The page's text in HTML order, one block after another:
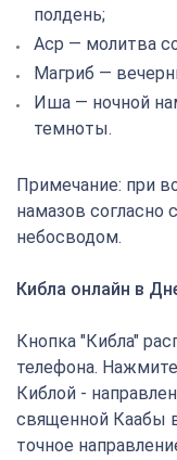
полдень;
Аср — молитва
Магриб —
Иша — ночной
темноты.
Примечание: при
намазов
небосводом.
Кибла онлайн в
Кнопка "Кибла"
телефона.
Киблой -
священной Каабы
точное